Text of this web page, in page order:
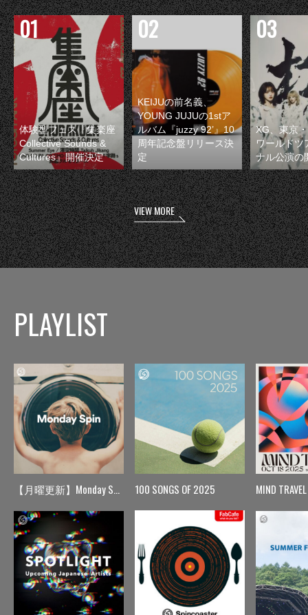
体験型フェス『集楽座
Collective Sounds &
Cultures』開催決定
KEIJUの前名義、
YOUNG JUJUの1stア
ルバム『juzzy 92’』10
周年記念盤リリース決
定
XG、東京
ワールドツ
ナル公演の
VIEW MORE
PLAYLIST
【月曜更新】Monday Spin 100 SONGS OF 2025 MIND TRAVEL